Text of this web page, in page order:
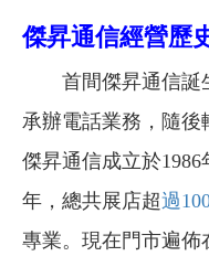
傑昇通信經營歷
首間傑昇通信誕
承辦電話業務，隨後
傑昇通信成立於
年，總共展店超過
專業。現在門市遍佈